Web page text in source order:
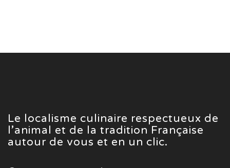
Le localisme culinaire respectueux de
l’animal et de la tradition Française
autour de vous et en un clic.